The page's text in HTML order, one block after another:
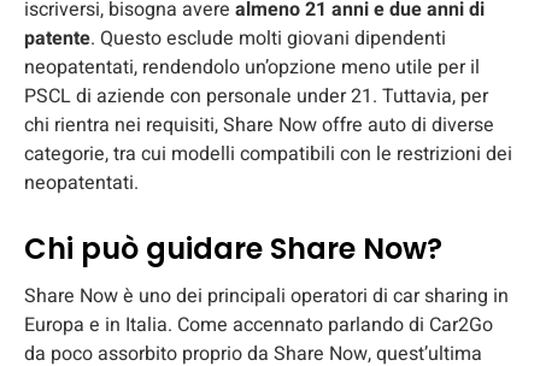
iscriversi, bisogna avere almeno 21 anni e due anni di
patente. Questo esclude molti giovani dipendenti
neopatentati, rendendolo un’opzione meno utile per il
PSCL di aziende con personale under 21. Tuttavia, per
chi rientra nei requisiti, Share Now offre auto di diverse
categorie, tra cui modelli compatibili con le restrizioni dei
neopatentati.
Chi può guidare Share Now?
Share Now è uno dei principali operatori di car sharing in
Europa e in Italia. Come accennato parlando di Car2Go
da poco assorbito proprio da Share Now, quest’ultima